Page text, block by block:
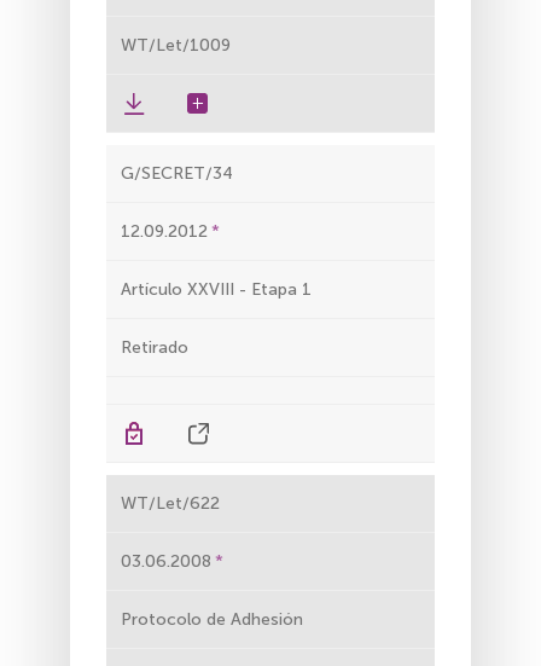
WT/Let/1009
G/SECRET/34
12.09.2012
Artículo XXVIII - Etapa 1
Retirado
WT/Let/622
03.06.2008
Protocolo de Adhesión